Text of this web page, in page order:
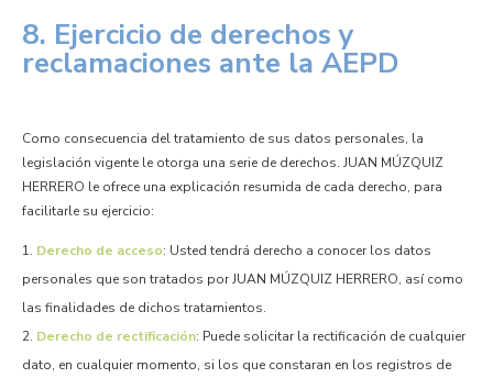
8. Ejercicio de derechos y
reclamaciones ante la AEPD
Como consecuencia del tratamiento de sus datos personales, la
legislación vigente le otorga una serie de derechos. JUAN MÚZQUIZ
HERRERO le ofrece una explicación resumida de cada derecho, para
facilitarle su ejercicio:
Derecho de acceso: Usted tendrá derecho a conocer los datos
personales que son tratados por JUAN MÚZQUIZ HERRERO, así como
las finalidades de dichos tratamientos.
Derecho de rectificación: Puede solicitar la rectificación de cualquier
dato, en cualquier momento, si los que constaran en los registros de